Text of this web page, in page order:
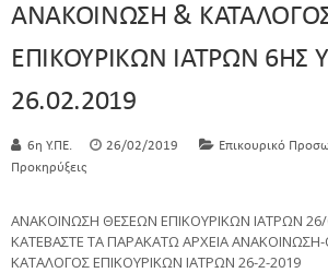
ΑΝΑΚΟΙΝΩΣΗ &
ΕΠΙΚΟΥΡΙΚΩΝ ΙΑΤΡΩΝ 6ΗΣ
26.02.2019
6η Υ.ΠΕ. 26/02/2019 Επικουρικό
Προκηρύξεις
ΑΝΑΚΟΙΝΩΣΗ ΘΕΣΕΩΝ ΕΠΙΚΟΥΡΙΚΩΝ ΙΑΤΡΩΝ
ΚΑΤΕΒΑΣΤΕ ΤΑ ΠΑΡΑΚΑΤΩ ΑΡΧΕΙΑ
ΚΑΤΑΛΟΓΟΣ ΕΠΙΚΟΥΡΙΚΩΝ ΙΑΤΡΩΝ 26-2-2019